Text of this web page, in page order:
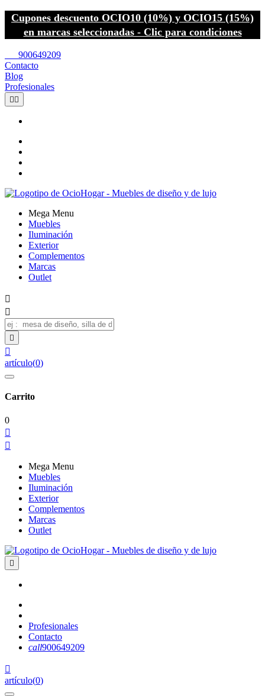
Cupones descuento OCIO10 (10%) y OCIO15 (15%)
en marcas seleccionadas - Clic para condiciones
900649209
Contacto
Blog
Profesionales
 
Mega Menu
Muebles
Iluminación
Exterior
Complementos
Marcas
Outlet




artículo(0)
Carrito
0


Mega Menu
Muebles
Iluminación
Exterior
Complementos
Marcas
Outlet

Profesionales
Contacto
call900649209

artículo(0)